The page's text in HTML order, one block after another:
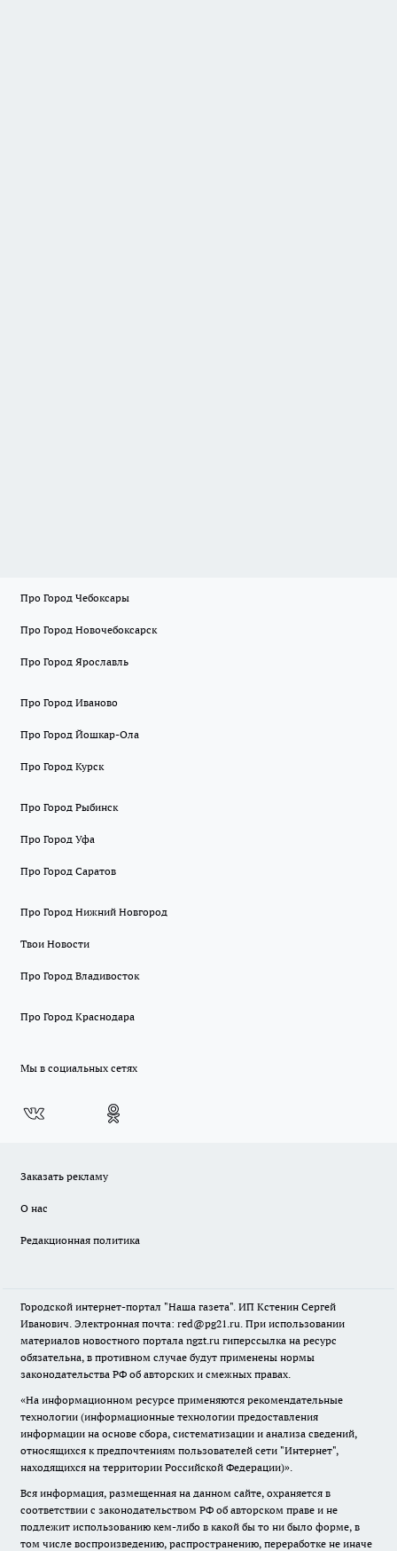
Про Город Чебоксары
Про Город Новочебоксарск
Про Город Ярославль
Про Город Иваново
Про Город Йошкар-Ола
Про Город Курск
Про Город Рыбинск
Про Город Уфа
Про Город Саратов
Про Город Нижний Новгород
Твои Новости
Про Город Владивосток
Про Город Краснодара
Мы в социальных сетях
Заказать рекламу
О нас
Редакционная политика
Городской интернет-портал "Наша газета". ИП Кстенин Сергей
Иванович. Электронная почта: red@pg21.ru. При использовании
материалов новостного портала ngzt.ru гиперссылка на ресурс
обязательна, в противном случае будут применены нормы
законодательства РФ об авторских и смежных правах.
«На информационном ресурсе применяются рекомендательные
технологии (информационные технологии предоставления
информации на основе сбора, систематизации и анализа сведений,
относящихся к предпочтениям пользователей сети "Интернет",
находящихся на территории Российской Федерации)».
Вся информация, размещенная на данном сайте, охраняется в
соответствии с законодательством РФ об авторском праве и не
подлежит использованию кем-либо в какой бы то ни было форме, в
том числе воспроизведению, распространению, переработке не иначе